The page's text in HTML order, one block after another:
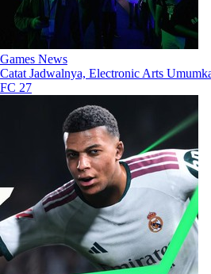
Games News
Catat Jadwalnya, Electronic Arts
FC 27